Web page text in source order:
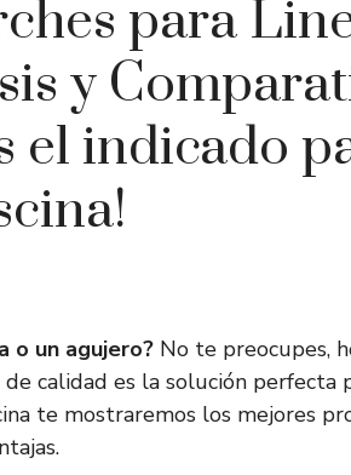
para
y
el indicado
o un agujero? No te preocupes,
de calidad es la solución perfecta
te mostraremos los mejores